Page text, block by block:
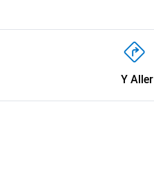
Y Aller